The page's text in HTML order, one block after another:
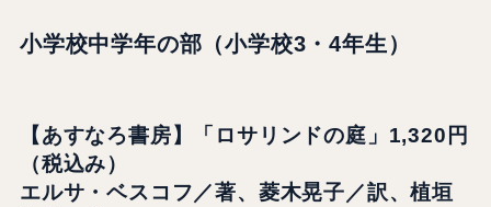
小学校中学年の部（小学校3・4年生）
【あすなろ書房】「ロサリンドの庭」1,320円
（税込み）
エルサ・ベスコフ／著、菱木晃子／訳、植垣